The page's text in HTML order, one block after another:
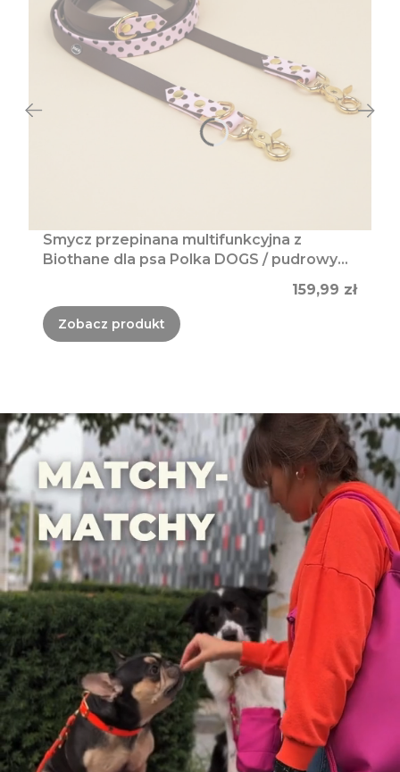
Smycz przepinana multifunkcyjna z
Biothane dla psa Polka DOGS / pudrowy
Cena
159,99 zł
Zobacz produkt